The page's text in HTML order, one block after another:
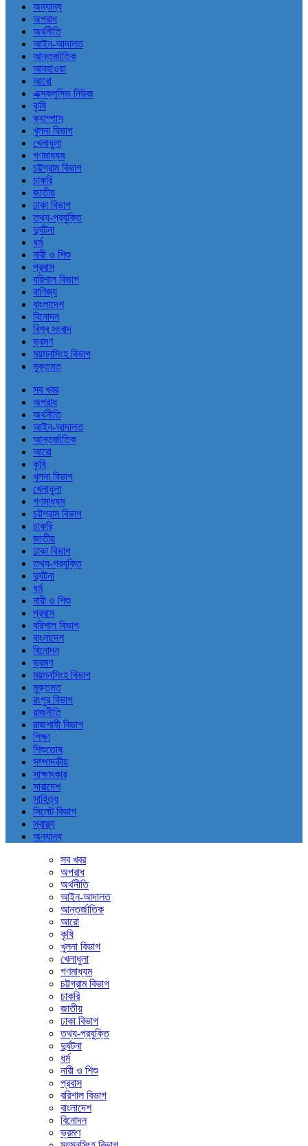
অন্যান্য
অপরাধ
অর্থনীতি
আইন-আদালত
আন্তর্জাতিক
আবহাওয়া
আরো
এক্সক্লুসিভ নিউজ
কৃষি
ক্যাম্পাস
খুলনা বিভাগ
খেলাধুলা
গণমাধ্যম
চট্টগ্রাম বিভাগ
চাকরি
জাতীয়
ঢাকা বিভাগ
তথ্য-প্রযুক্তি
দুর্ঘটনা
ধর্ম
নারী ও শিশু
প্রবাস
বরিশাল বিভাগ
বাণিজ্য
বাংলাদেশ
বিনোদন
বিশ্ব সংবাদ
ভ্রমণ
ময়মনসিংহ বিভাগ
মুক্তমত
সব খবর
অপরাধ
অর্থনীতি
আইন-আদালত
আন্তর্জাতিক
আরো
কৃষি
খুলনা বিভাগ
খেলাধুলা
গণমাধ্যম
চট্টগ্রাম বিভাগ
চাকরি
জাতীয়
ঢাকা বিভাগ
তথ্য-প্রযুক্তি
দুর্ঘটনা
ধর্ম
নারী ও শিশু
প্রবাস
বরিশাল বিভাগ
বাংলাদেশ
বিনোদন
ভ্রমণ
ময়মনসিংহ বিভাগ
মুক্তমত
রংপুর বিভাগ
রাজনীতি
রাজশাহী বিভাগ
শিক্ষা
শিশুতোষ
সম্পাদকীয়
সাক্ষাৎকার
সারাদেশ
সাহিত্য
সিলেট বিভাগ
স্বাস্থ্য
অন্যান্য
সব খবর
অপরাধ
অর্থনীতি
আইন-আদালত
আন্তর্জাতিক
আরো
কৃষি
খুলনা বিভাগ
খেলাধুলা
গণমাধ্যম
চট্টগ্রাম বিভাগ
চাকরি
জাতীয়
ঢাকা বিভাগ
তথ্য-প্রযুক্তি
দুর্ঘটনা
ধর্ম
নারী ও শিশু
প্রবাস
বরিশাল বিভাগ
বাংলাদেশ
বিনোদন
ভ্রমণ